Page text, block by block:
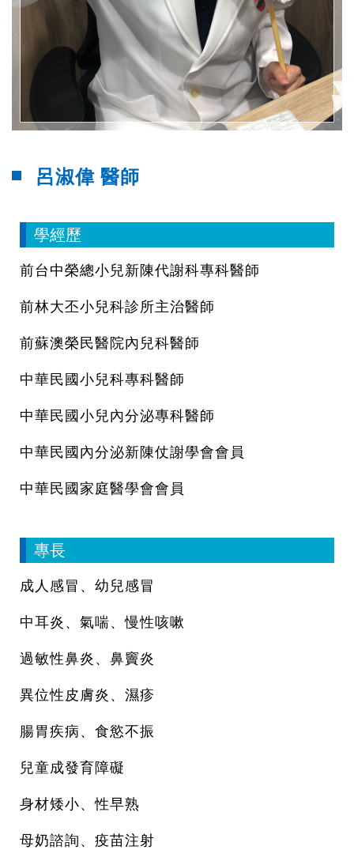
呂淑偉 醫師
學經歷
前台中榮總小兒新陳代謝科專科醫師
前林大丕小兒科診所主治醫師
前蘇澳榮民醫院內兒科醫師
中華民國小兒科專科醫師
中華民國小兒內分泌專科醫師
中華民國內分泌新陳仗謝學會會員
中華民國家庭醫學會會員
專長
成人感冒、幼兒感冒
中耳炎、氣喘、慢性咳嗽
過敏性鼻炎、鼻竇炎
異位性皮膚炎、濕疹
腸胃疾病、食慾不振
兒童成發育障礙
身材矮小、性早熟
母奶諮詢、疫苗注射